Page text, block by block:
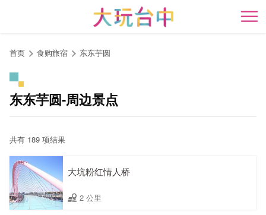
开
首页 食购旅宿 东东芋圆
东东芋圆-周边景点
共有 189 项结果
大坑粉红情人桥
2 公里